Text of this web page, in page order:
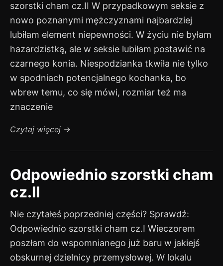
szorstki cham cz.II W przypadkowym seksie z
nowo poznanymi mężczyznami najbardziej
lubiłam element niepewności. W życiu nie byłam
hazardzistką, ale w seksie lubiłam postawić na
czarnego konia. Niespodzianka tkwiła nie tylko
w spodniach potencjalnego kochanka, bo
wbrew temu, co się mówi, rozmiar też ma
znaczenie
Czytaj więcej →
Odpowiednio szorstki cham
cz.II
Nie czytałeś poprzedniej części? Sprawdź:
Odpowiednio szorstki cham cz.I Wieczorem
poszłam do wspomnianego już baru w jakiejś
obskurnej dzielnicy przemysłowej. W lokalu